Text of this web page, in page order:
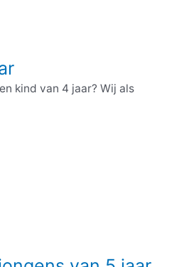
kind van 4 jaar? Wij als